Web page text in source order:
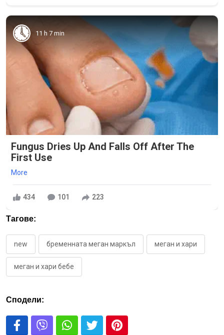
11 h 7 min
Fungus Dries Up And Falls Off After The
First Use
More
434 101 223
Тагове:
new бременната меган маркъл меган и хари
меган и хари бебе
Сподели: